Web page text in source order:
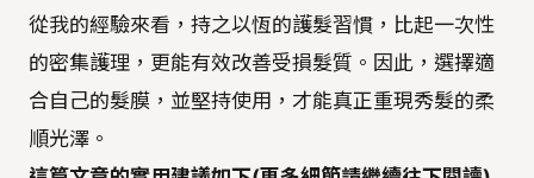
從我的經驗來看，持之以恆的護髮習慣，比起一次性
的密集護理，更能有效改善受損髮質。因此，選擇適
合自己的髮膜，並堅持使用，才能真正重現秀髮的柔
順光澤。